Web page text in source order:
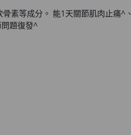
素等成分。 能1天關節肌肉止痛
題復發^